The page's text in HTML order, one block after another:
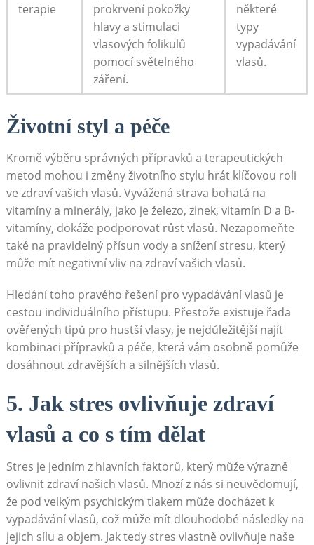
terapie
prokrvení pokožky
hlavy a stimulaci
vlasových⁤ folikulů
pomocí světelného
záření.
některé
typy
vypadávání‌
vlasů.
Životní‌ styl ⁢a péče
Kromě výběru správných přípravků a‌ terapeutických
metod mohou i změny životního stylu hrát klíčovou roli
ve zdraví vašich vlasů. Vyvážená strava bohatá ​na
vitamíny a minerály, jako je železo, zinek, vitamín D a B-
vitamíny, dokáže podporovat růst vlasů. ​Nezapomeňte
také na pravidelný přísun vody a snížení stresu, který
může mít negativní ⁤vliv na zdraví ⁤vašich vlasů.
Hledání toho pravého řešení pro vypadávání vlasů je
cestou ​individuálního ‌přístupu. Přestože existuje řada
ověřených tipů pro hustší vlasy, je nejdůležitější najít
kombinaci ⁤přípravků a ⁤péče, která vám ⁤osobně pomůže
dosáhnout zdravějších ⁤a silnějších vlasů.
5.‍ Jak ​stres ovlivňuje zdraví
vlasů a co s tím dělat
Stres je jedním‍ z hlavních faktorů, který může výrazně
‌ovlivnit zdraví našich vlasů. Mnozí z nás si⁤ neuvědomují,
že pod velkým psychickým tlakem může docházet k
vypadávání vlasů, což​ může mít dlouhodobé následky na
jejich sílu a objem. Jak tedy stres vlastně ‍ovlivňuje naše